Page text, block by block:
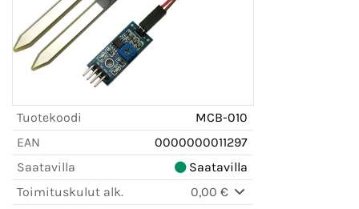
Tuotekoodi
MCB-010
EAN
0000000011297
Saatavilla
Saatavilla
Toimituskulut alk.
0,00 €